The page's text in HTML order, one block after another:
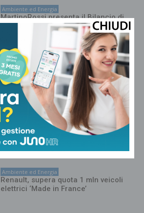
Ambiente ed Energia
MartinoRossi presenta il Bilancio di
Sostenibilità 2025 redatto secondo lo
standard Vsme e il nuovo Piano
Ambiente ed Energia
Oropan, l’ad Forte: “Tra identità e
memoria il nostro pane viaggia in 26
paesi del mondo”
Ambiente ed Energia
Siccità, Finapp: “Neve sulle Alpi quasi
esaurita e suoli di pianura in forte
aridità”
Ambiente ed Energia
Renault, supera quota 1 mln veicoli
elettrici ‘Made in France’